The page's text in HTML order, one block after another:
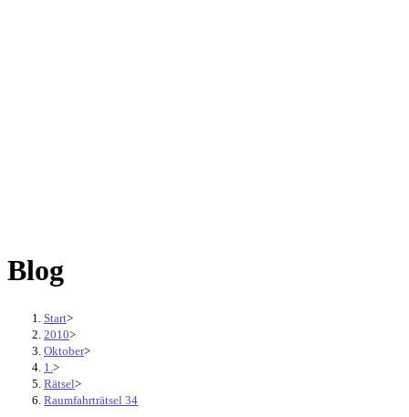
Blog
Start>
2010>
Oktober>
1. >
Rätsel>
Raumfahrträtsel 34